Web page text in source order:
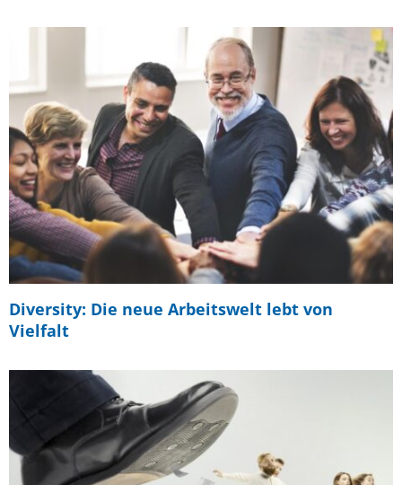
Diversity: Die neue Arbeitswelt lebt von
Vielfalt